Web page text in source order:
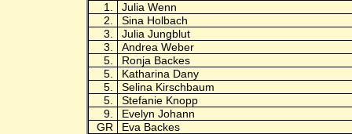
1.
Julia Wenn
2.
Sina Holbach
3.
Julia Jungblut
3.
Andrea Weber
5.
Ronja Backes
5.
Katharina Dany
5.
Selina Kirschbaum
5.
Stefanie Knopp
9.
Evelyn Johann
GR
Eva Backes